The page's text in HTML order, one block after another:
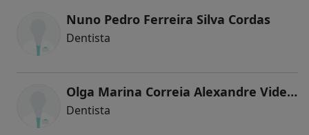
Nuno Pedro Ferreira Silva Cordas
Dentista
Olga Marina Correia Alexandre Videman
Dentista